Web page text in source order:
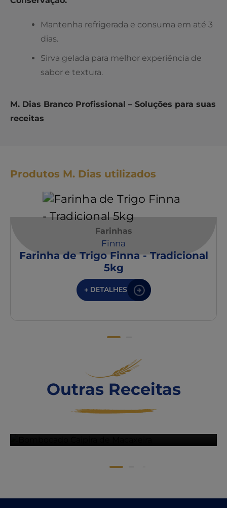
Mantenha refrigerada e consuma em até 3
dias.
Sirva gelada para melhor experiência de
sabor e textura.
M. Dias Branco Profissional – Soluções para suas
receitas
Produtos M. Dias utilizados
Farinhas
Finna
Farinha de Trigo Finna - Tradicional
5kg
+ DETALHES
Outras Receitas
Bombocado Caipira de
Macaxeira